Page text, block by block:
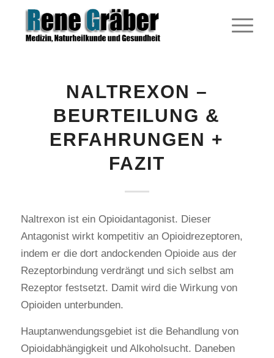
NALTREXON –
BEURTEILUNG &
ERFAHRUNGEN +
FAZIT
Naltrexon ist ein Opioidantagonist. Dieser
Antagonist wirkt kompetitiv an Opioidrezeptoren,
indem er die dort andockenden Opioide aus der
Rezeptorbindung verdrängt und sich selbst am
Rezeptor festsetzt. Damit wird die Wirkung von
Opioiden unterbunden.
Hauptanwendungsgebiet ist die Behandlung von
Opioidabhängigkeit und Alkoholsucht. Daneben